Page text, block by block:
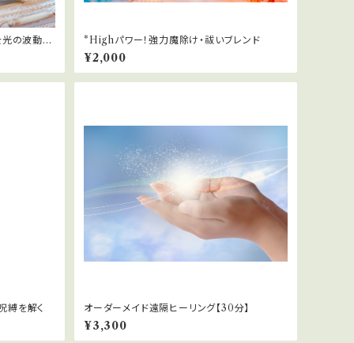
の波動に *Highパワー！強力魔除け・祓いブレンド
¥2,000
救うシリーズ] Shake it off 呪縛を解く オーダーメイド遠隔ヒーリング【30分】
¥3,300